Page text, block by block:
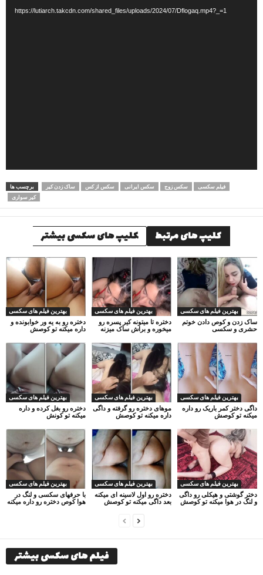
https://lutiarch.takcdn.com/shared_files/uploads/2024/07/Dflogaq.mp4?_=1
برچسب ها ساک زدن کیر سکس از کس سکس ایرانی سکس زوج
فیلم سکسی
کیر سواری
کلیپ های مرتبط کلیپ های سکسی بیشتر
بهترین فیلم های سکسی
دختره رو به یه ور خوابونده و
داره میکنه تو کوصش
بهترین فیلم های سکسی
دختره تا میتونه کیر پسره رو
میخوره و براش ساک میزنه
بهترین فیلم های سکسی
ساک زدن و کوص دادن خوتم
حشری و سکسی
بهترین فیلم های سکسی
دختره رو بغل کرده و داره
میکنه تو کونش
بهترین فیلم های سکسی
موهای دختره رو گرفته و داگی
داره میکنه تو کوصش
بهترین فیلم های سکسی
داگی دختر کمر باریک رو داره
میکنه تو کوصش
بهترین فیلم های سکسی
با حرفهای سکسی و لنگ در
هوا کوص دختره رو داره میکنه
بهترین فیلم های سکسی
دختره رو اول لاسینه ای میکنه
بعد داگی میکنه تو کوصش
بهترین فیلم های سکسی
دختر گوشتی و هیکلی رو داگی
و لنگ در هوا میکنه تو کوصش
فیلم های سکسی بیشتر